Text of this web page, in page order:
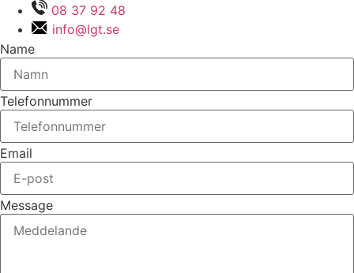
08 37 92 48
info@lgt.se
Name
Telefonnummer
Email
Message